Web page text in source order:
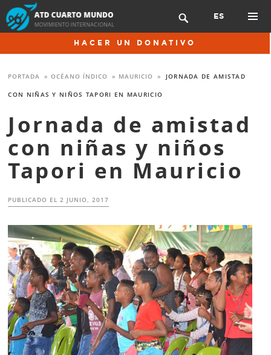
Skip
to
content
 ES
HACER UN DONATIVO
PORTADA »OCÉANO ÍNDICO » MAURICIO » JORNADA DE AMISTAD
CON NIÑAS Y NIÑOS TAPORI EN MAURICIO
Jornada de amistad
con niñas y niños
Tapori en Mauricio
PUBLICADO EL2 JUNIO, 2017